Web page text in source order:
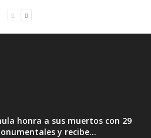
honra a sus muertos con 29
y recibe...